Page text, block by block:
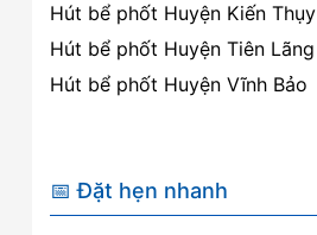
Hút bể phốt Huyện Kiến Thụy
Hút bể phốt Huyện Tiên Lãng
Hút bể phốt Huyện Vĩnh Bảo
📅 Đặt hẹn nhanh